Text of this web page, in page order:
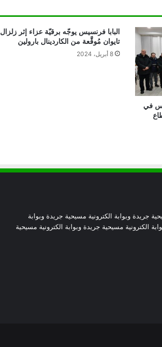
عن المحتاجين في غزة
دعوة مشتركة لتجديد الإيمان وترسيخ السلام
والحوار.. رسالة دائرة الحوار بين الأديان
بمناسبة رمضان وعيد الفطر
في
البابا فرنسيس يوجّه برقيّة عزاء إثر زلزال
تايوان مُوقَّعة من الكاردينال بارولين
8 أبريل، 2024
جريدة وبوابة الكترونية مسيحية جريدة وبوابة
الكترونية مسيحية جريدة وبوابة الكترونية مسيحية